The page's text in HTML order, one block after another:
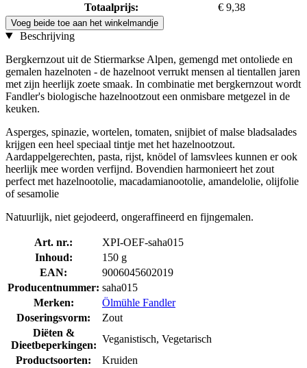
Totaalprijs:
€ 9,38
Voeg beide toe aan het winkelmandje
Beschrijving
Bergkernzout uit de Stiermarkse Alpen, gemengd met ontoliede en
gemalen hazelnoten - de hazelnoot verrukt mensen al tientallen jaren
met zijn heerlijk zoete smaak. In combinatie met bergkernzout wordt
Fandler's biologische hazelnootzout een onmisbare metgezel in de
keuken.
Asperges, spinazie, wortelen, tomaten, snijbiet of malse bladsalades
krijgen een heel speciaal tintje met het hazelnootzout.
Aardappelgerechten, pasta, rijst, knödel of lamsvlees kunnen er ook
heerlijk mee worden verfijnd. Bovendien harmonieert het zout
perfect met hazelnootolie, macadamianootolie, amandelolie, olijfolie
of sesamolie
Natuurlijk, niet gejodeerd, ongeraffineerd en fijngemalen.
Art. nr.:
XPI-OEF-saha015
Inhoud:
150 g
EAN:
9006045602019
Producentnummer: saha015
Merken:
Ölmühle Fandler
Doseringsvorm:
Zout
Diëten &
Dieetbeperkingen:
Veganistisch, Vegetarisch
Productsoorten:
Kruiden